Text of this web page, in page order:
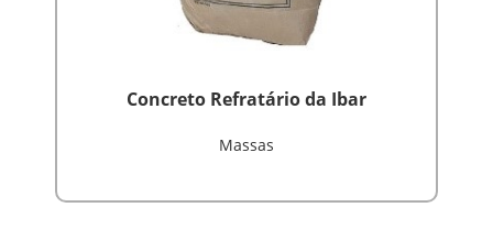
Concreto Refratário da Ibar
Massas